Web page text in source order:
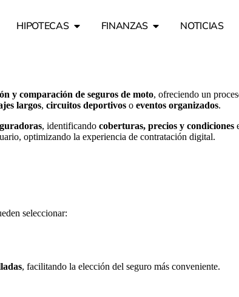
HIPOTECAS FINANZAS NOTICIAS
y comparación de seguros de moto, ofreciendo un
largos, circuitos deportivos o eventos organizados.
, identificando coberturas, precios y condiciones
optimizando la experiencia de contratación digital.
seleccionar:
, facilitando la elección del seguro más conveniente.